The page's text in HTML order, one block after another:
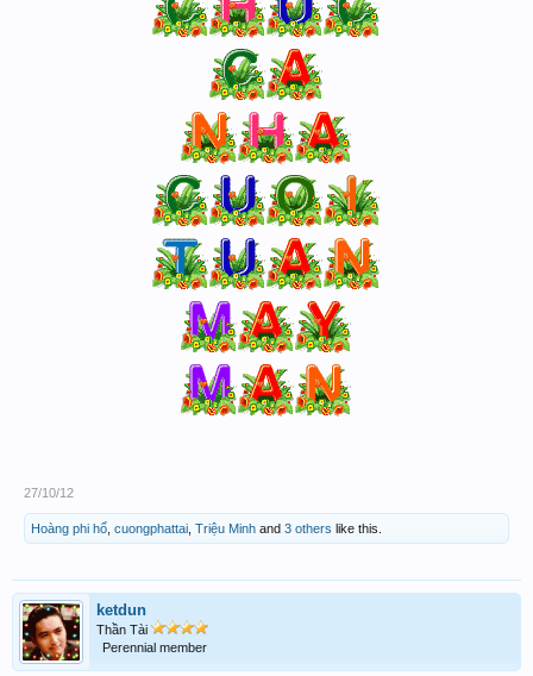
27/10/12
Hoàng phi hổ cuongphattai Triệu Minh and 3 others like this.
ketdun
Thần Tài
Perennial member